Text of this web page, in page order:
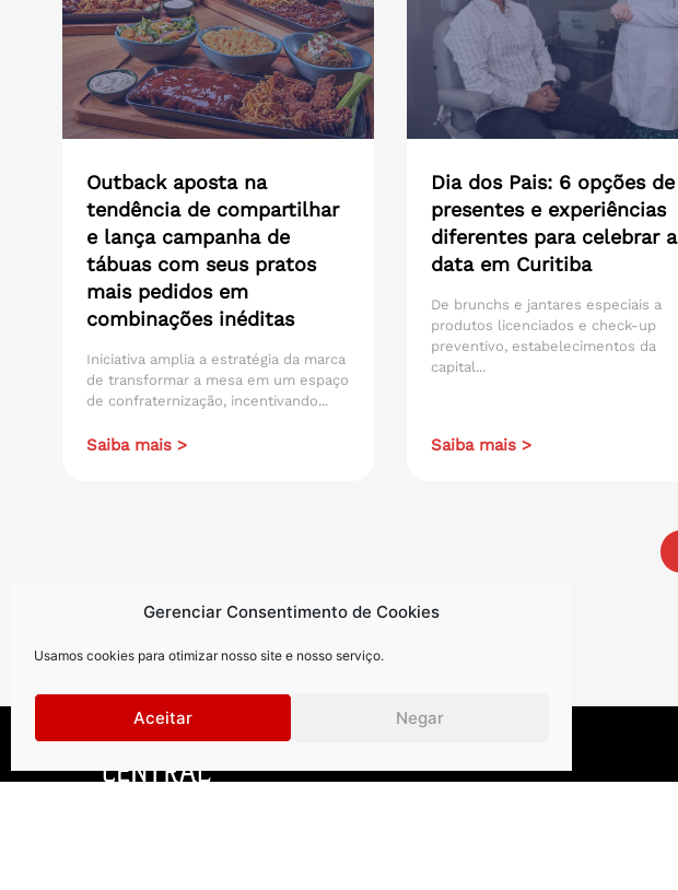
Gerenciar Consentimento de Cookies
Usamos cookies para otimizar nosso site e nosso serviço.
Aceitar Negar
Outback aposta na
tendência de compartilhar
e lança campanha de
tábuas com seus pratos
mais pedidos em
combinações inéditas
Iniciativa amplia a estratégia da marca
de transformar a mesa em um espaço
de confraternização, incentivando...
Saiba mais >
Dia dos Pais: 6 opções de
presentes e experiências
diferentes para celebrar a
data em Curitiba
De brunchs e jantares especiais a
produtos licenciados e check-up
preventivo, estabelecimentos da
capital...
Saiba mais >